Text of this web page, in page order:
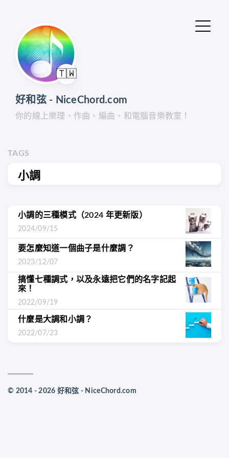
🇹🇼
好和弦 - NiceChord.com
你的線上樂理、作曲、編曲、和電腦音樂教室！
TAGS
小調
小調的三種模式（2024 年更新版）
2024/09/15
要怎麼知道一個曲子是什麼調？
2023/12/07
搞懂七種調式，以及永遠把它們的名字記起
來！
2022/09/19
什麼是大調和小調？
2022/07/23
© 2014 - 2026 好和弦 - NiceChord.com